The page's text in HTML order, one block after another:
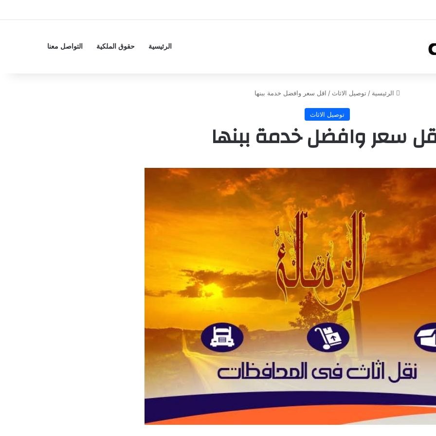
الرئيسية حقوق الملكية التواصل معنا
الرئيسية / توصيل الاثاث / اقل سعر وافضل خدمة ببنها
توصيل الاثاث
سعر وافضل خدمة ببنها